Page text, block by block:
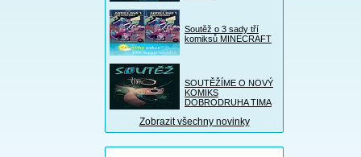
Soutěž o 3 sady tří
komiksů MINECRAFT
SOUTĚŽÍME O NOVÝ
KOMIKS
DOBRODRUHA TIMA
Zobrazit všechny novinky